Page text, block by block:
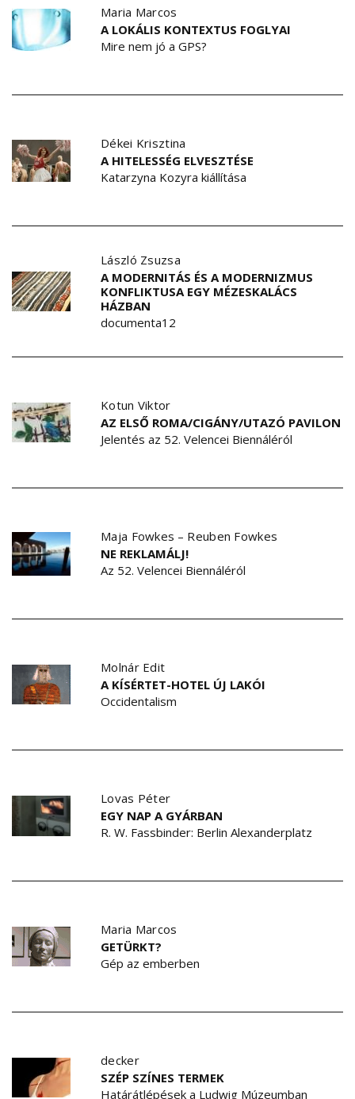
Maria Marcos
A LOKÁLIS KONTEXTUS FOGLYAI
Mire nem jó a GPS?
Dékei Krisztina
A HITELESSÉG ELVESZTÉSE
Katarzyna Kozyra kiállítása
László Zsuzsa
A MODERNITÁS ÉS A MODERNIZMUS
KONFLIKTUSA EGY MÉZESKALÁCS
HÁZBAN
documenta12
Kotun Viktor
AZ ELSŐ ROMA/CIGÁNY/UTAZÓ PAVILON
Jelentés az 52. Velencei Biennáléról
Maja Fowkes – Reuben Fowkes
NE REKLAMÁLJ!
Az 52. Velencei Biennáléról
Molnár Edit
A KÍSÉRTET-HOTEL ÚJ LAKÓI
Occidentalism
Lovas Péter
EGY NAP A GYÁRBAN
R. W. Fassbinder: Berlin Alexanderplatz
Maria Marcos
GETÜRKT?
Gép az emberben
decker
SZÉP SZÍNES TERMEK
Határátlépések a Ludwig Múzeumban